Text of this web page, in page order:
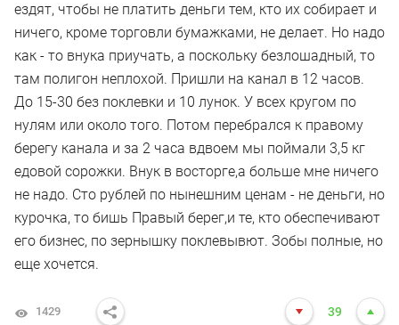
ездят, чтобы не платить деньги тем, кто их собирает и
ничего, кроме торговли бумажками, не делает. Но надо
как - то внука приучать, а поскольку безлошадный, то
там полигон неплохой. Пришли на канал в 12 часов.
До 15-30 без поклевки и 10 лунок. У всех кругом по
нулям или около того. Потом перебрался к правому
берегу канала и за 2 часа вдвоем мы поймали 3,5 кг
едовой сорожки. Внук в восторге,а больше мне ничего
не надо. Сто рублей по нынешним ценам - не деньги, но
курочка, то бишь Правый берег,и те, кто обеспечивают
его бизнес, по зернышку поклевывют. Зобы полные, но
еще хочется.
1429 39